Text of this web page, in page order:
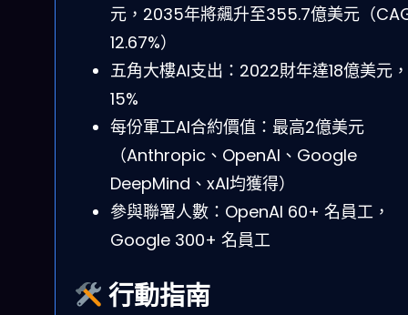
元，2035年將飆升至355.7億美元（
12.67%）
五角大樓AI支出：2022財年達18億美元
15%
每份軍工AI合約價值：最高2億美元
（Anthropic、OpenAI、Google
DeepMind、xAI均獲得）
參與聯署人數：OpenAI 60+ 名員工，
Google 300+ 名員工
行動指南